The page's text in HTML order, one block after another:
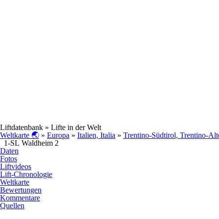
Liftdatenbank » Lifte in der Welt
Weltkarte 🌏 » Europa » Italien, Italia » Trentino-Südtirol, Trentino-
1-SL Waldheim 2
Daten
Fotos
Liftvideos
Lift-Chronologie
Weltkarte
Bewertungen
Kommentare
Quellen